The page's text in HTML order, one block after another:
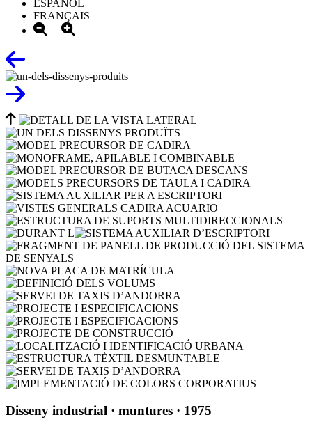
ESPAÑOL
FRANÇAIS
Disseny industrial · muntures · 1975